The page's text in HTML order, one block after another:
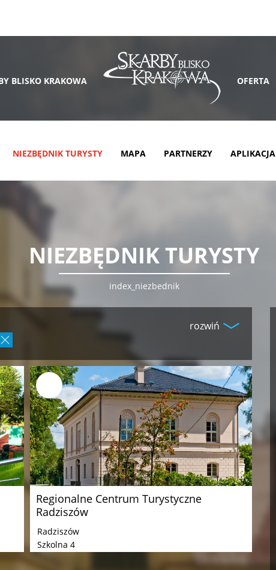
BLISKO KRAKOWA OFERTA
NIEZBĘDNIK TURYSTY MAPA PARTNERZY APLIKACJA
NIEZBĘDNIK TURYSTY
index_niezbednik
rozwiń
Regionalne Centrum Turystyczne
Radziszów
Radziszów
Szkolna 4